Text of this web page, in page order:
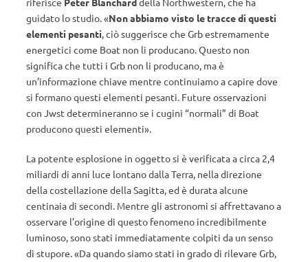
guidato lo studio. «Non abbiamo visto le tracce di questi
elementi pesanti, ciò suggerisce che Grb estremamente
energetici come Boat non li producano. Questo non
significa che tutti i Grb non li producano, ma è
un’informazione chiave mentre continuiamo a capire dove
si formano questi elementi pesanti. Future osservazioni
con Jwst determineranno se i cugini “normali” di Boat
producono questi elementi».
La potente esplosione in oggetto si è verificata a circa 2,4
miliardi di anni luce lontano dalla Terra, nella direzione
della costellazione della Sagitta, ed è durata alcune
centinaia di secondi. Mentre gli astronomi si affrettavano a
osservare l’origine di questo fenomeno incredibilmente
luminoso, sono stati immediatamente colpiti da un senso
di stupore. «Da quando siamo stati in grado di rilevare Grb,